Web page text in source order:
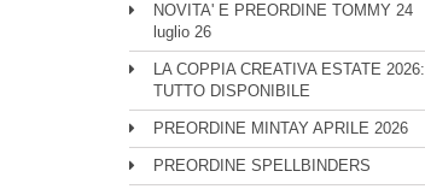
NOVITA' E PREORDINE TOMMY 24
luglio 26
LA COPPIA CREATIVA ESTATE 2026:
TUTTO DISPONIBILE
PREORDINE MINTAY APRILE 2026
PREORDINE SPELLBINDERS